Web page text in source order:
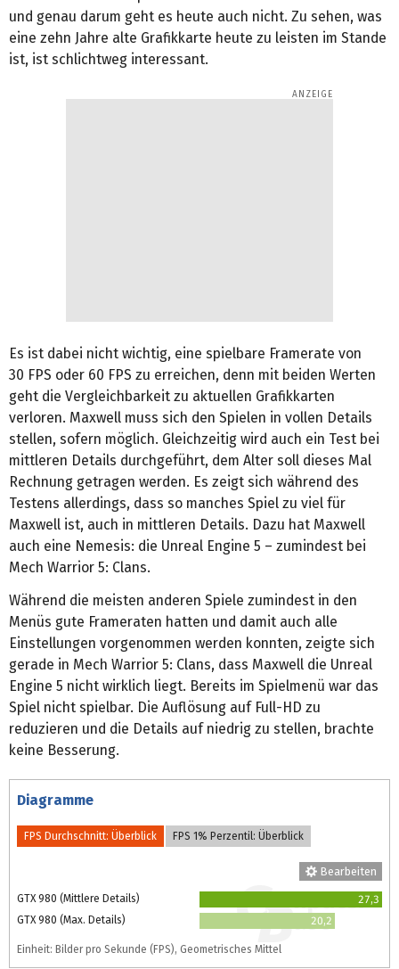
und genau darum geht es heute auch nicht. Zu sehen, was
eine zehn Jahre alte Grafikkarte heute zu leisten im Stande
ist, ist schlichtweg interessant.
Es ist dabei nicht wichtig, eine spielbare Framerate von
30 FPS oder 60 FPS zu erreichen, denn mit beiden Werten
geht die Vergleichbarkeit zu aktuellen Grafikkarten
verloren. Maxwell muss sich den Spielen in vollen Details
stellen, sofern möglich. Gleichzeitig wird auch ein Test bei
mittleren Details durchgeführt, dem Alter soll dieses Mal
Rechnung getragen werden. Es zeigt sich während des
Testens allerdings, dass so manches Spiel zu viel für
Maxwell ist, auch in mittleren Details. Dazu hat Maxwell
auch eine Nemesis: die Unreal Engine 5 – zumindest bei
Mech Warrior 5: Clans.
Während die meisten anderen Spiele zumindest in den
Menüs gute Frameraten hatten und damit auch alle
Einstellungen vorgenommen werden konnten, zeigte sich
gerade in Mech Warrior 5: Clans, dass Maxwell die Unreal
Engine 5 nicht wirklich liegt. Bereits im Spielmenü war das
Spiel nicht spielbar. Die Auflösung auf Full-HD zu
reduzieren und die Details auf niedrig zu stellen, brachte
keine Besserung.
Diagramme
FPS Durchschnitt: Überblick FPS 1% Perzentil: Überblick
Bearbeiten
GTX 980 (Mittlere Details)
27,3
GTX 980 (Max. Details)
20,2
Einheit: Bilder pro Sekunde (FPS), Geometrisches Mittel